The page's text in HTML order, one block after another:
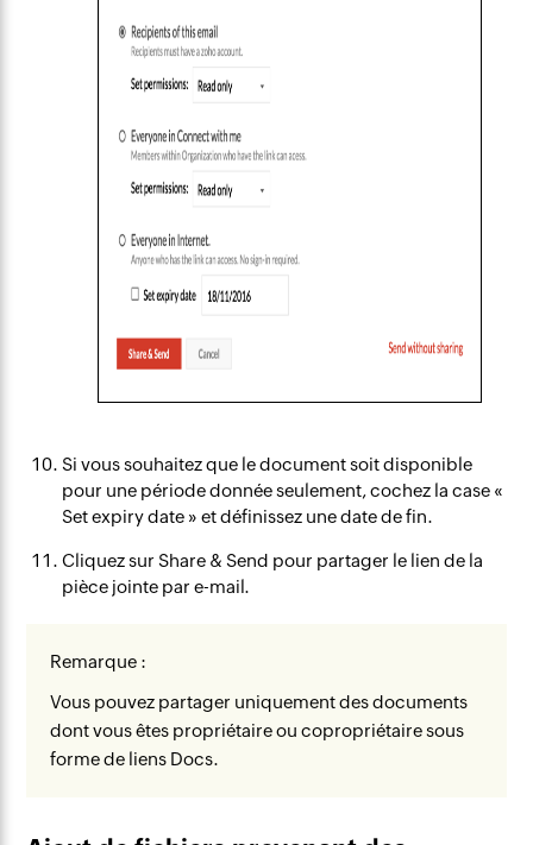
Si vous souhaitez que le document soit disponible
pour une période donnée seulement, cochez la case «
Set expiry date » et définissez une date de fin.
Cliquez sur Share & Send pour partager le lien de la
pièce jointe par e-mail.
Remarque :
Vous pouvez partager uniquement des documents
dont vous êtes propriétaire ou copropriétaire sous
forme de liens Docs.